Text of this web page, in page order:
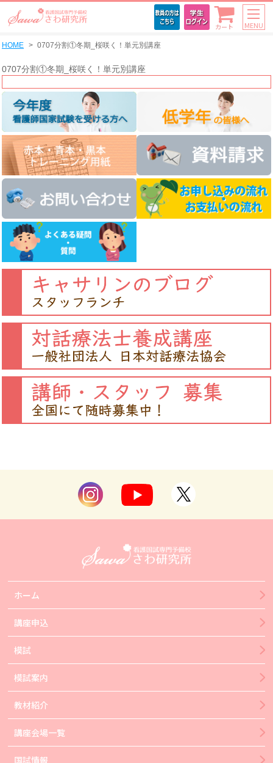
カート MENU
HOME 0707分割①冬期_桜咲く！単元別講座
0707分割①冬期_桜咲く！単元別講座
ホーム
講座申込
模試
模試案内
教材紹介
講座会場一覧
国試情報